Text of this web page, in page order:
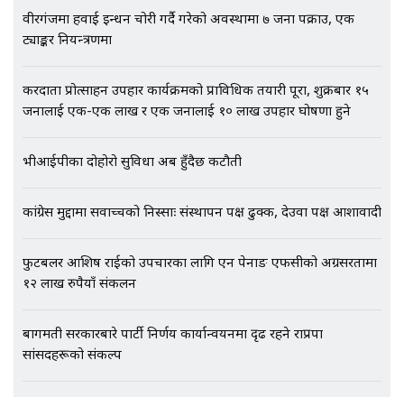
Followup: CCTV Footage Lost |
SIDHAKURA |
वीरगंजमा हवाई इन्धन चोरी गर्दै गरेको अवस्थामा ७ जना पक्राउ, एक
ट्याङ्कर नियन्त्रणमा
करदाता प्रोत्साहन उपहार कार्यक्रमको प्राविधिक तयारी पूरा, शुक्रबार १५
जनालाई एक-एक लाख र एक जनालाई १० लाख उपहार घोषणा हुने
भीआईपीका दोहोरो सुविधा अब हुँदैछ कटौती
कांग्रेस मुद्दामा सर्वोच्चको निस्साः संस्थापन पक्ष ढुक्क, देउवा पक्ष आशावादी
फुटबलर आशिष राईको उपचारका लागि एन पेनाङ एफसीको अग्रसरतामा
१२ लाख रुपैयाँ संकलन
बागमती सरकारबारे पार्टी निर्णय कार्यान्वयनमा दृढ रहने राप्रपा
सांसदहरूको संकल्प